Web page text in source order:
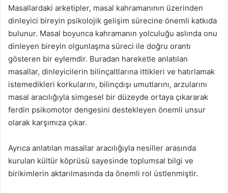
Masallardaki arketipler, masal kahramanının üzerinden
dinleyici bireyin psikolojik gelişim sürecine önemli katkıda
bulunur. Masal boyunca kahramanın yolculuğu aslında onu
dinleyen bireyin olgunlaşma süreci ile doğru orantı
gösteren bir eylemdir. Buradan hareketle anlatılan
masallar, dinleyicilerin bilinçaltlarına ittikleri ve hatırlamak
istemedikleri korkularını, bilinçdışı umutlarını, arzularını
masal aracılığıyla simgesel bir düzeyde ortaya çıkararak
ferdin psikomotor dengesini destekleyen önemli unsur
olarak karşımıza çıkar.
Ayrıca anlatılan masallar aracılığıyla nesiller arasında
kurulan kültür köprüsü sayesinde toplumsal bilgi ve
birikimlerin aktarılmasında da önemli rol üstlenmiştir.